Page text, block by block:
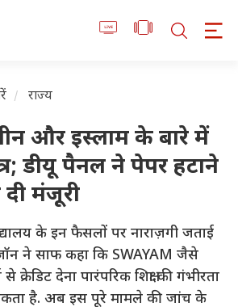
राज्य
और इस्लाम के बारे में
डीयू पैनल ने पेपर हटाने
दी मंजूरी
के इन फैसलों पर नाराज़गी जताई
ने साफ कहा कि SWAYAM जैसे
देना पारंपरिक शिक्षा की गंभीरता
है. अब इस पूरे मामले की जांच के